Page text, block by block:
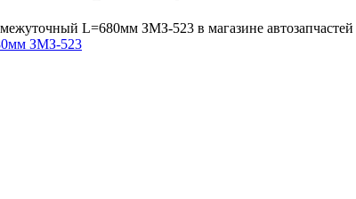
L=680мм ЗМЗ-523 в магазине